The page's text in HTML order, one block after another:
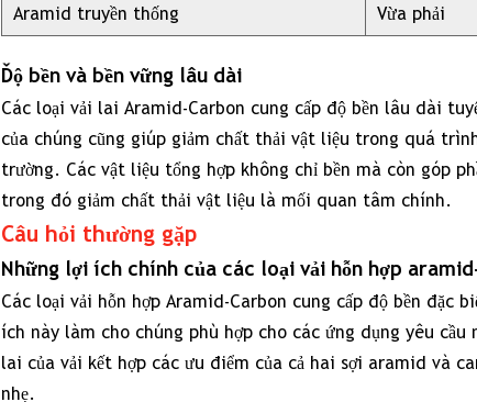
aramid-
4.1
Các
ứng
dụng
hàng
vũ
trụ
và
ô
Aramid truyền thống Vừa phải
Độ bền và bền vững lâu dài
Các loại vải lai Aramid-Carbon cung cấp độ bền lâu dài
của chúng cũng giúp giảm chất thải vật liệu trong quá
trường. Các vật liệu tổng hợp không chỉ bền mà còn góp
trong đó giảm chất thải vật liệu là mối quan tâm chính.
Câu hỏi thường gặp
Những lợi ích chính của các loại vải hỗn hợp
Các loại vải hỗn hợp Aramid-Carbon cung cấp độ bền đặc
ích này làm cho chúng phù hợp cho các ứng dụng yêu
lai của vải kết hợp các ưu điểm của cả hai sợi aramid và
nhẹ.